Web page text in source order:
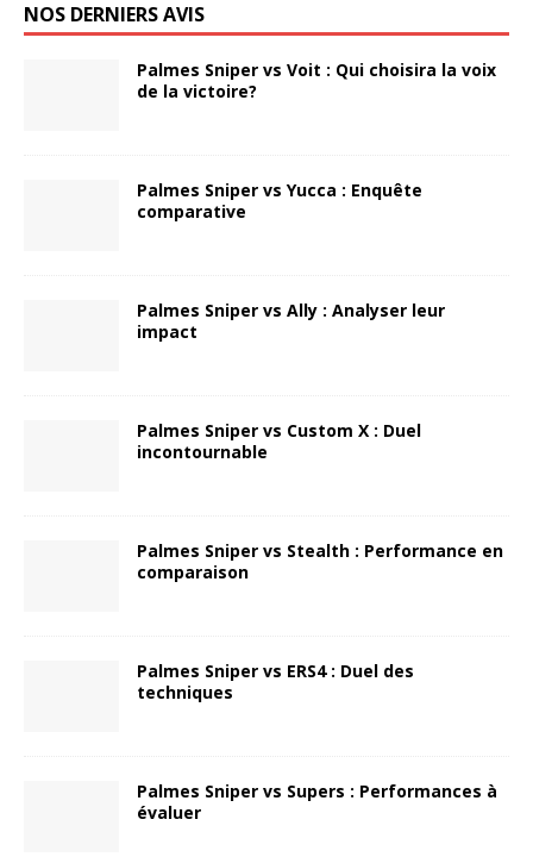
NOS DERNIERS AVIS
Palmes Sniper vs Voit : Qui choisira la voix
de la victoire?
Palmes Sniper vs Yucca : Enquête
comparative
Palmes Sniper vs Ally : Analyser leur
impact
Palmes Sniper vs Custom X : Duel
incontournable
Palmes Sniper vs Stealth : Performance en
comparaison
Palmes Sniper vs ERS4 : Duel des
techniques
Palmes Sniper vs Supers : Performances à
évaluer